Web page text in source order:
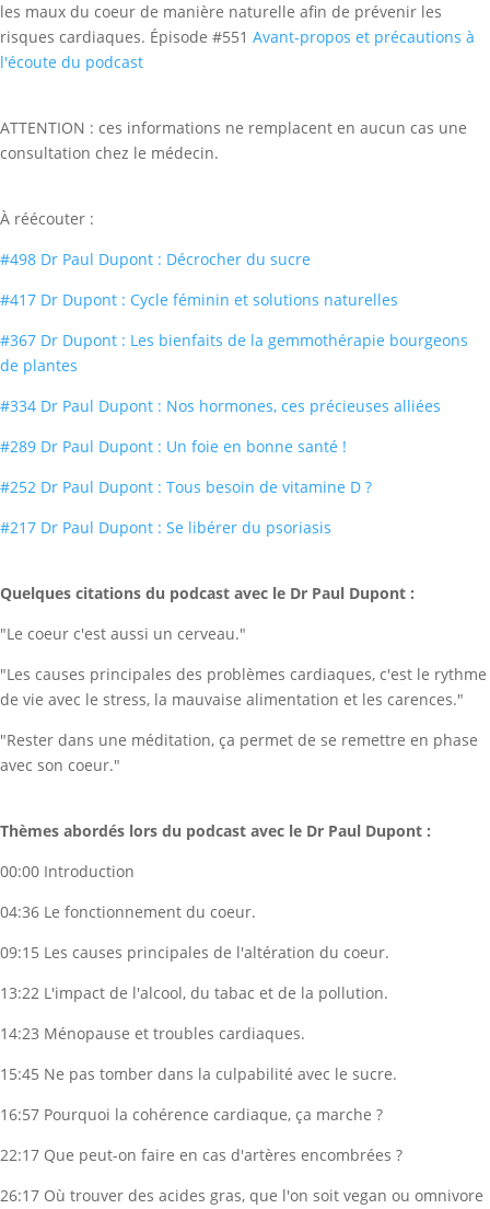
les maux du coeur de manière naturelle afin de prévenir les
risques cardiaques. Épisode #551 Avant-propos et précautions à
l'écoute du podcast
ATTENTION : ces informations ne remplacent en aucun cas une
consultation chez le médecin.
À réécouter :
#498 Dr Paul Dupont : Décrocher du sucre
#417 Dr Dupont : Cycle féminin et solutions naturelles
#367 Dr Dupont : Les bienfaits de la gemmothérapie bourgeons
de plantes
#334 Dr Paul Dupont : Nos hormones, ces précieuses alliées
#289 Dr Paul Dupont : Un foie en bonne santé !
#252 Dr Paul Dupont : Tous besoin de vitamine D ?
#217 Dr Paul Dupont : Se libérer du psoriasis
Quelques citations du podcast avec le Dr Paul Dupont :
"Le coeur c'est aussi un cerveau."
"Les causes principales des problèmes cardiaques, c'est le rythme
de vie avec le stress, la mauvaise alimentation et les carences."
"Rester dans une méditation, ça permet de se remettre en phase
avec son coeur."
Thèmes abordés lors du podcast avec le Dr Paul Dupont :
00:00 Introduction
04:36 Le fonctionnement du coeur.
09:15 Les causes principales de l'altération du coeur.
13:22 L'impact de l'alcool, du tabac et de la pollution.
14:23 Ménopause et troubles cardiaques.
15:45 Ne pas tomber dans la culpabilité avec le sucre.
16:57 Pourquoi la cohérence cardiaque, ça marche ?
22:17 Que peut-on faire en cas d'artères encombrées ?
26:17 Où trouver des acides gras, que l'on soit vegan ou omnivore